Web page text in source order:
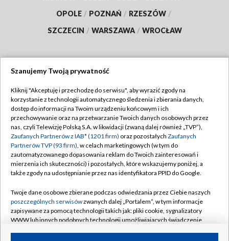
OPOLE / POZNAŃ / RZESZÓW /
SZCZECIN / WARSZAWA / WROCŁAW
TVP
Abonament TVP
Emisja w TVP
Centrum informacji TVP
Naziemna Telewizja Cyfrowa
Rada Programowa
System NOS
Informacje o nadawcy
Regulamin TVP
Polityka prywatności
Moje zgody
Pomoc
Kontakt
Kanały
Szanujemy Twoją prywatność
Kliknij "Akceptuję i przechodzę do serwisu", aby wyrazić zgody na
korzystanie z technologii automatycznego śledzenia i zbierania danych,
dostęp do informacji na Twoim urządzeniu końcowym i ich
przechowywanie oraz na przetwarzanie Twoich danych osobowych przez
nas, czyli Telewizję Polską S.A. w likwidacji (zwaną dalej również „TVP”),
Zaufanych Partnerów z IAB* (1201 firm) oraz pozostałych Zaufanych
Partnerów TVP (93 firm), w celach marketingowych (w tym do
zautomatyzowanego dopasowania reklam do Twoich zainteresowań i
mierzenia ich skuteczności) i pozostałych, które wskazujemy poniżej, a
także zgody na udostępnianie przez nas identyfikatora PPID do Google.
Twoje dane osobowe zbierane podczas odwiedzania przez Ciebie naszych
poszczególnych serwisówzwanych dalej „Portalem”, w tym informacje
zapisywane za pomocą technologii takich jak: pliki cookie, sygnalizatory
WWW lub innych podobnych technologii umożliwiających świadczenie